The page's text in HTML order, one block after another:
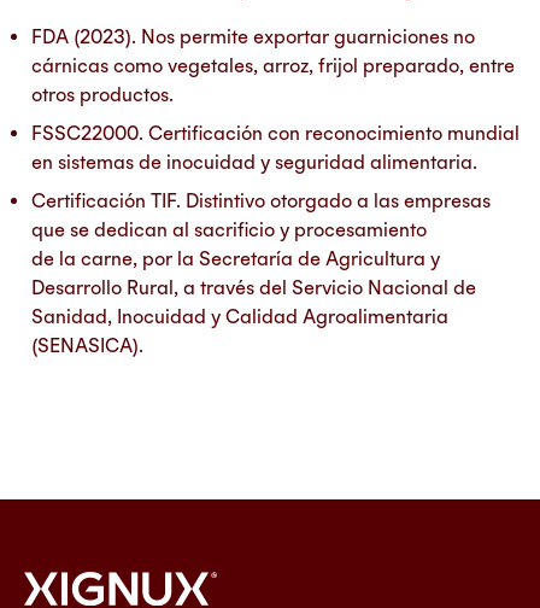
FDA (2023). Nos permite exportar guarniciones no
cárnicas como vegetales, arroz, frijol preparado, entre
otros productos.
FSSC22000. Certificación con reconocimiento mundial
en sistemas de inocuidad y seguridad alimentaria.
Certificación TIF. Distintivo otorgado a las empresas
que se dedican al sacrificio y procesamiento
de la carne, por la Secretaría de Agricultura y
Desarrollo Rural, a través del Servicio Nacional de
Sanidad, Inocuidad y Calidad Agroalimentaria
(SENASICA).